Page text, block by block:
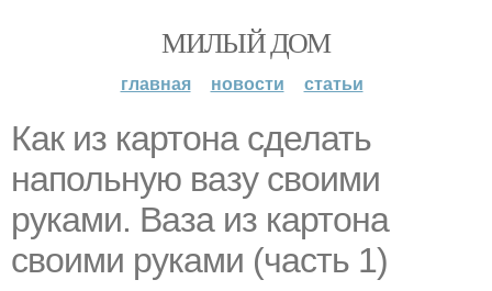
МИЛЫЙ ДОМ
главная новости статьи
Как из картона сделать
напольную вазу своими
руками. Ваза из картона
своими руками (часть 1)